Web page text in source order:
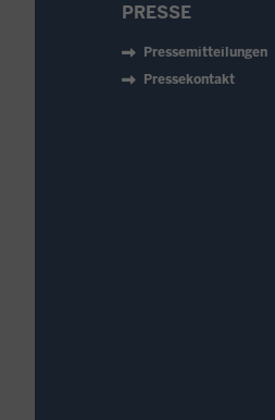
PRESSE
Pressemitteilungen
Pressekontakt